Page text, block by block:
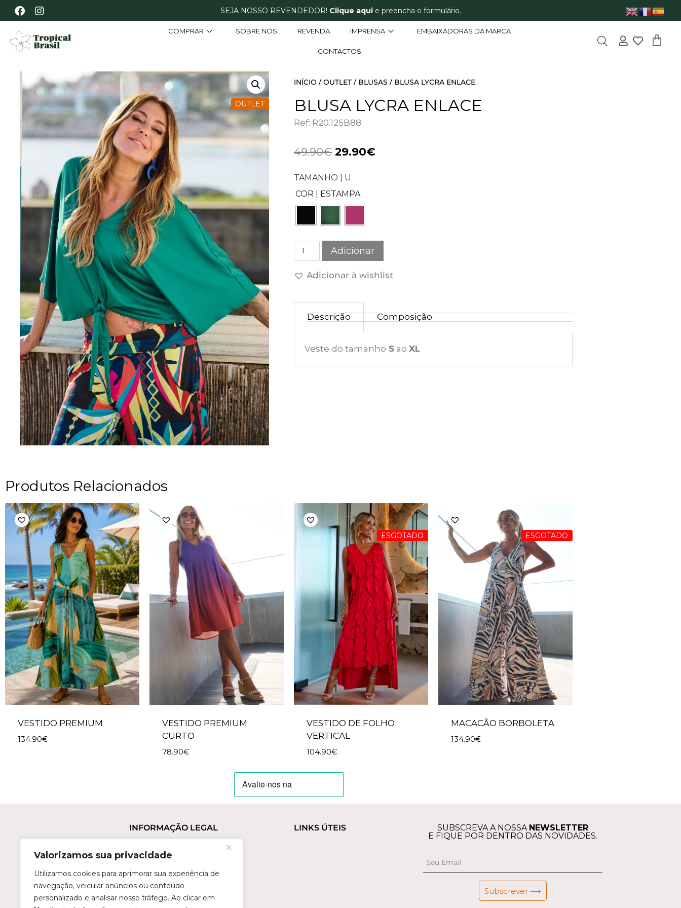
Valorizamos sua privacidade
Utilizamos cookies para aprimorar sua experiência de
navegação, veicular anúncios ou conteúdo
personalizado e analisar nosso tráfego. Ao clicar em
SEJA NOSSO REVENDEDOR! Clique aquie preencha o formulário.
COMPRAR SOBRE NÓS REVENDA IMPRENSA EMBAIXADORAS DA MARCA
CONTACTOS
OUTLET
INÍCIO /OUTLET/ BLUSAS / BLUSA LYCRA ENLACE
BLUSA LYCRA ENLACE
Ref: R20.125B88
49.90€ 29.90€
TAMANHO | U
COR | ESTAMPA
Adicionar
Adicionar à wishlist
Descrição Composição
Veste do tamanho S ao XL
Produtos Relacionados
VESTIDO PREMIUM
134.90€
VESTIDO PREMIUM
CURTO
78.90€
ESGOTADO
VESTIDO DE FOLHO
VERTICAL
104.90€
ESGOTADO
MACACÃO BORBOLETA
134.90€
INFORMAÇÃO LEGAL
Política de Privacidade
Trocas e Devoluções
Perguntas Frequentes
Condições de Revenda
LINKS ÚTEIS SUBSCREVA A NOSSA NEWSLETTER
E FIQUE POR DENTRO DAS NOVIDADES.
Subscrever ⟶